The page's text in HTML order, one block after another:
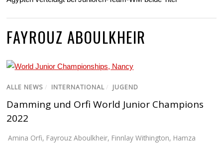
FAYROUZ ABOULKHEIR
ALLE NEWS / INTERNATIONAL / JUGEND
Damming und Orfi World Junior Champions
2022
Amina Orfi, Fayrouz Aboulkheir, Finnlay Withington, Hamza